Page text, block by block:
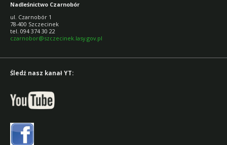
Nadleśnictwo Czarnobór
ul. Czarnobór 1
78-400 Szczecinek
tel. 094 374 30 22
czarnobor@szczecinek.lasy.gov.pl
Śledź nasz kanał YT: